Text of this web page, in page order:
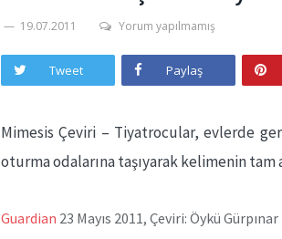
19.07.2011 Yorum yapılmamış
Tweet Paylaş
Mimesis Çeviri – Tiyatrocular, evlerde
oturma odalarına taşıyarak kelimenin
Guardian 23 Mayıs 2011, Çeviri: Öykü Gürpınar